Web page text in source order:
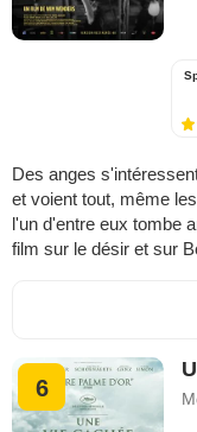
Des anges
et voient tout, même
l'un d'entre eux tombe
film sur le désir et sur
6